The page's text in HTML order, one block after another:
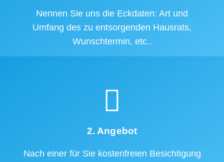
Nennen Sie uns die Eckdaten: Art und
Umfang des zu entsorgenden Hausrats,
Wunschtermin, etc..
2. Angebot
Nach einer für Sie kostenfreien Besichtigung